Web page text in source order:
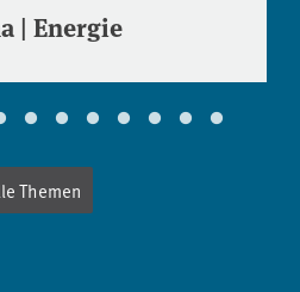
| Energie
Themen